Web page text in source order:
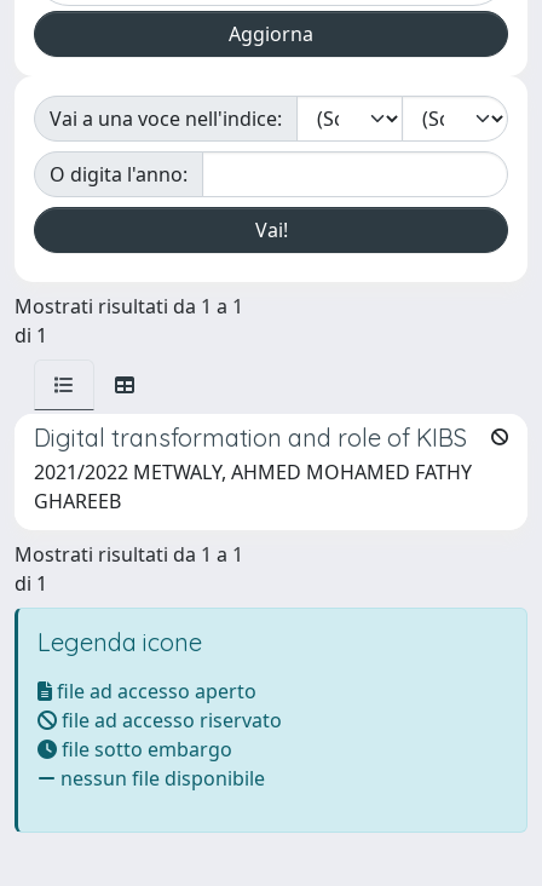
Vai a una voce nell'indice:
O digita l'anno:
Mostrati risultati da 1 a 1
di 1
Digital transformation and role of KIBS
2021/2022 METWALY, AHMED MOHAMED FATHY
GHAREEB
Mostrati risultati da 1 a 1
di 1
Legenda icone
file ad accesso aperto
file ad accesso riservato
file sotto embargo
nessun file disponibile